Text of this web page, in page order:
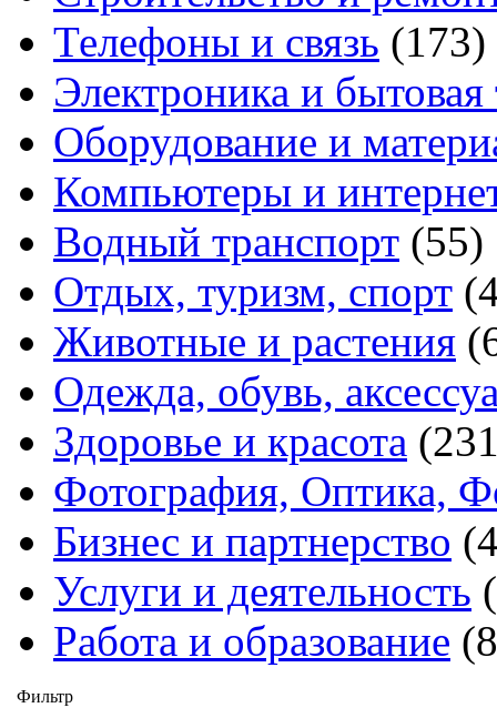
Телефоны и связь (173)
Электроника и бытовая
Оборудование и
Компьютеры и
Водный транспорт (55)
Отдых, туризм, спорт
Животные и растения
Одежда, обувь,
Здоровье и красота
Фотография, Оптика,
Бизнес и партнерство
Услуги и деятельность
Работа и образование
Фильтр